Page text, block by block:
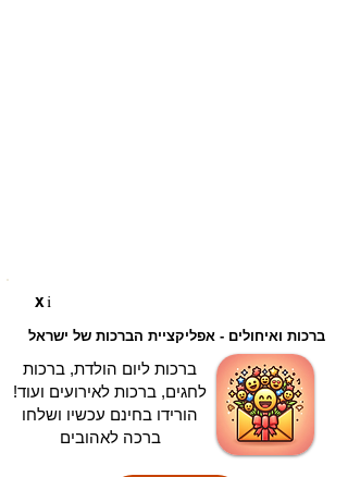
Xi
ברכות ואיחולים - אפליקציית הברכות של ישראל
ברכות ליום הולדת, ברכות
לחגים, ברכות לאירועים ועוד!
הורידו בחינם עכשיו ושלחו
ברכה לאהובים